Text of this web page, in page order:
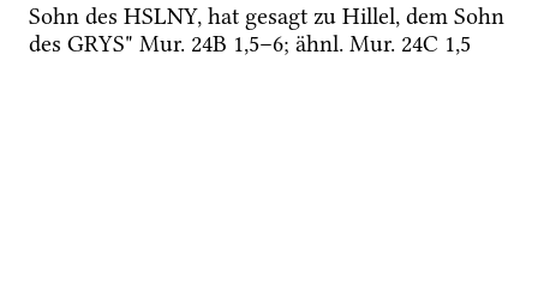
Sohn des HSLNY, hat gesagt zu Hillel, dem Sohn
des GRYS" Mur. 24B 1,5–6; ähnl. Mur. 24C 1,5